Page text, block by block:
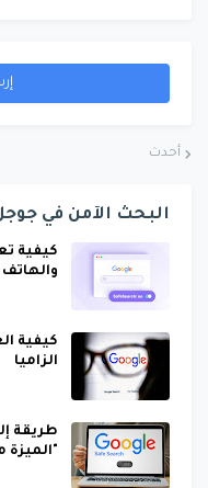
أحدث
البحث الآمن في
كيفية
والهاتف
كيفية
الزاميا
طريقة
"الميزة